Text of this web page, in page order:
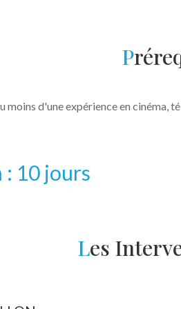
P
moins d'une expérience en cinéma,
10 jours
Les